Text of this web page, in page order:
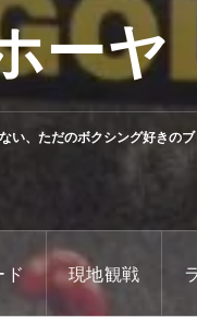
ーヤ
い、ただのボクシング好きの
現地観戦